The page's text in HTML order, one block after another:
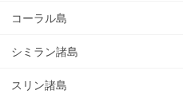
コーラル島
シミラン諸島
スリン諸島